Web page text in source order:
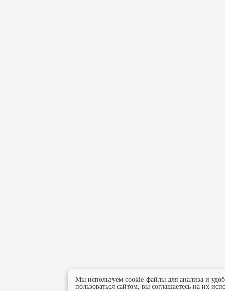
Мы используем cookie-файлы для анализа и
пользоваться сайтом, вы соглашаетесь на их